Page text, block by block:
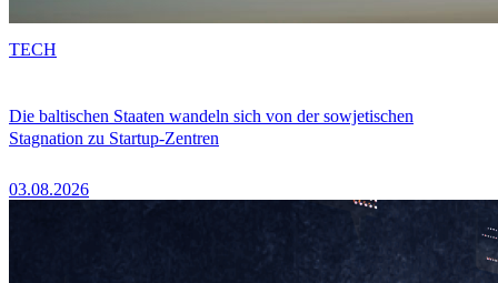
Die baltischen Staaten wandeln sich von der sowjetischen
Stagnation zu Startup-Zentren
03.08.2026
TECH